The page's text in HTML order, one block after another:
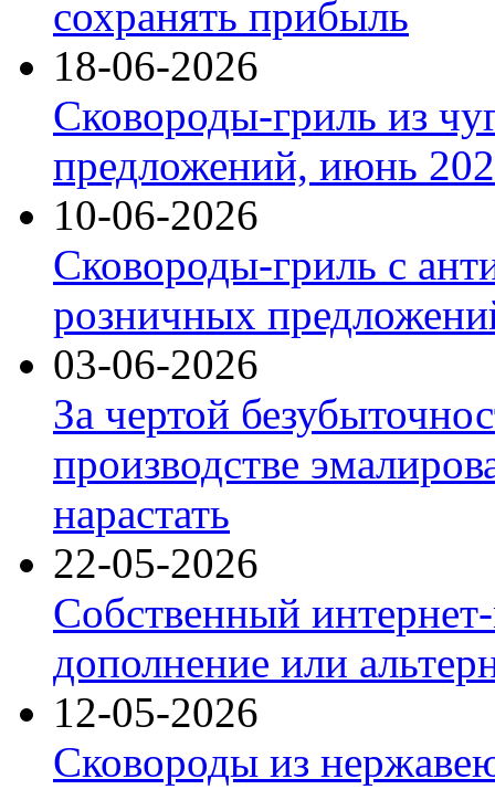
сохранять прибыль
18-06-2026
Сковороды-гриль из
предложений, июнь
10-06-2026
Сковороды-гриль с
розничных
03-06-2026
За чертой
производстве
нарастать
22-05-2026
Собственный
дополнение или
12-05-2026
Сковороды из